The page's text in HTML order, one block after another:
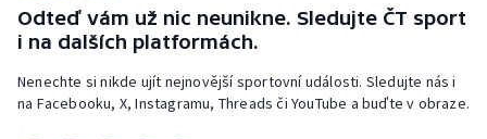
Odteď vám už nic neunikne. Sledujte ČT sport
i na dalších platformách.
Nenechte si nikde ujít nejnovější sportovní události. Sledujte nás i
na Facebooku, X, Instagramu, Threads či YouTube a buďte v obraze.